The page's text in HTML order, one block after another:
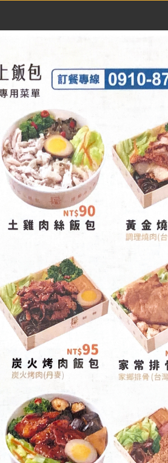
美味便當
蘇澳分店(悟饕)